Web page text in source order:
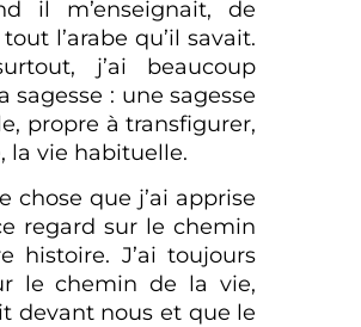
il m’enseignait, de
l’arabe qu’il savait.
j’ai beaucoup
sagesse : une sagesse
propre à transfigurer,
la vie habituelle.
chose que j’ai apprise
regard sur le chemin
histoire. J’ai toujours
le chemin de la vie,
devant nous et que le